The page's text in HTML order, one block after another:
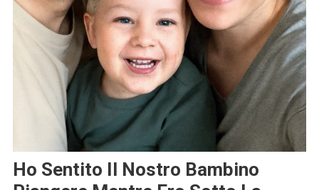
Ho Sentito Il Nostro Bambino